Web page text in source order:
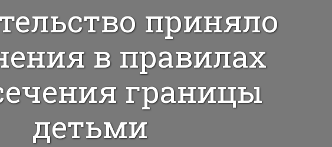
приняло
в правилах
границы
детьми